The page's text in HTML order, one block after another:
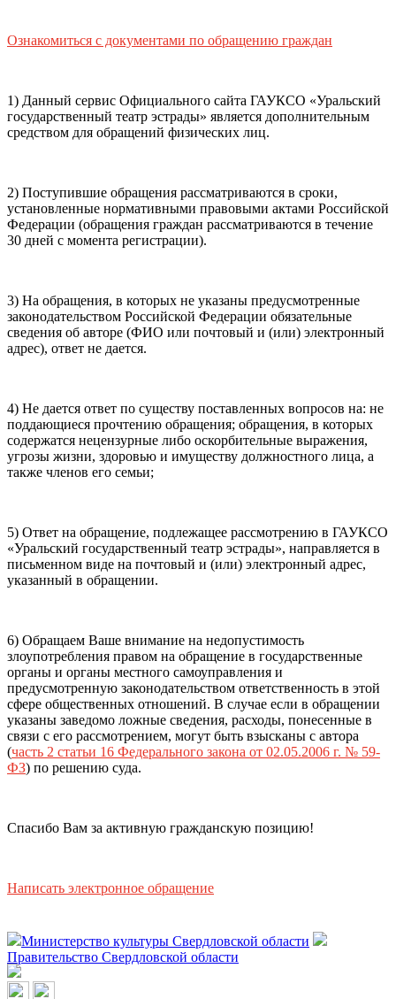
мобильный номер телефона
Способ оплаты
Банковская карта
карта
правила возвратабилетов, а такжеправила посещения
театра.
Я ознакомлен(-а) сПолитикой ГАУКСО
«УГТЭ» в отношении обработки персональных данных
(политикой конфиденциальности)
своё согласие на обработку своих персональных данных
покупаю билет(-ы) для лиц, соответсвующих возрастной
категории мероприятия.
Подтвердить
Ознакомиться с документами по обращению граждан
1) Данный сервис Официального сайта ГАУКСО «Уральский
государственный театр эстрады» является дополнительным
средством для обращений физических лиц.
2) Поступившие обращения рассматриваются в сроки,
установленные нормативными правовыми актами Российской
Федерации (обращения граждан рассматриваются в течение
30 дней с момента регистрации).
3) На обращения, в которых не указаны предусмотренные
законодательством Российской Федерации обязательные
сведения об авторе (ФИО или почтовый и (или) электронный
адрес), ответ не дается.
4) Не дается ответ по существу поставленных вопросов на: не
поддающиеся прочтению обращения; обращения, в которых
содержатся нецензурные либо оскорбительные выражения,
угрозы жизни, здоровью и имуществу должностного лица, а
также членов его семьи;
5) Ответ на обращение, подлежащее рассмотрению в ГАУКСО
«Уральский государственный театр эстрады», направляется в
письменном виде на почтовый и (или) электронный адрес,
указанный в обращении.
6) Обращаем Ваше внимание на недопустимость
злоупотребления правом на обращение в государственные
органы и органы местного самоуправления и
предусмотренную законодательством ответственность в этой
сфере общественных отношений. В случае если в обращении
указаны заведомо ложные сведения, расходы, понесенные в
связи с его рассмотрением, могут быть взысканы с автора
(часть 2 статьи 16 Федерального закона от 02.05.2006 г. № 59-
ФЗ) по решению суда.
Спасибо Вам за активную гражданскую позицию!
Написать электронное обращение
Министерство культуры Свердловской области
Правительство Свердловской области